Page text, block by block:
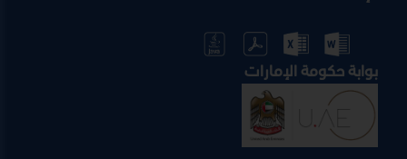
بوابة حكومة الإمارات